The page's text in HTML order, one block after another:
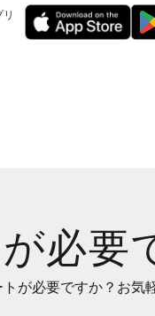
必要
が必要ですか？お気